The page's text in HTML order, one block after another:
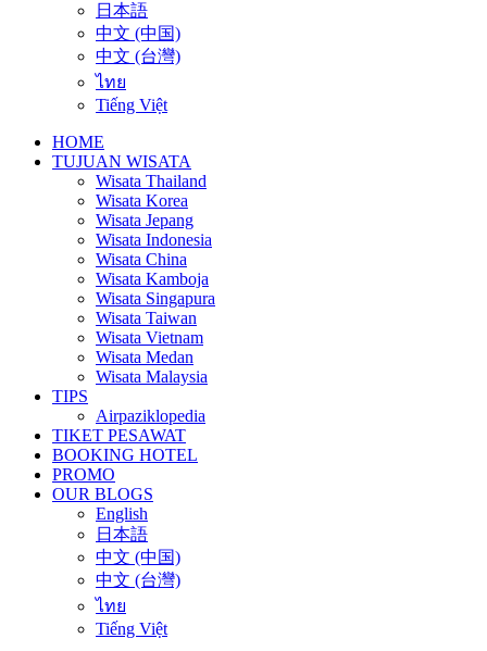
日本語
中文 (中国)
中文 (台灣)
ไทย
Tiếng Việt
HOME
TUJUAN WISATA
Wisata Thailand
Wisata Korea
Wisata Jepang
Wisata Indonesia
Wisata China
Wisata Kamboja
Wisata Singapura
Wisata Taiwan
Wisata Vietnam
Wisata Medan
Wisata Malaysia
TIPS
Airpaziklopedia
TIKET PESAWAT
BOOKING HOTEL
PROMO
OUR BLOGS
English
日本語
中文 (中国)
中文 (台灣)
ไทย
Tiếng Việt